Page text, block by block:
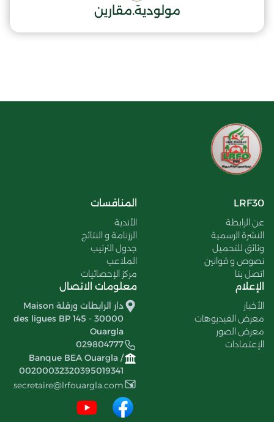
مولودية.مقارين
LRF30
عن الرابطة
النشرة الرسمية
وثائق للتحميل
نصوص و قوانين
اتصل بنا
المنافسات
الأندية
الرزنامة و النتائج
جدول الترتيب
الملاعب
مركز الإحصائيات
الإعلام
الأخبار
معرض الفيديوهات
معرض الصور
الإعتمادات
معلومات الاتصال
دار الرابطات ورقلة Maison
des ligues BP 145 - 30000
Ouargla
029804777
Banque BEA Ouargla /
00200032320395019341
secretaire@lrfouargla.com